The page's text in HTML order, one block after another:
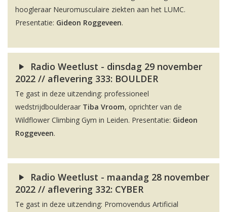
hoogleraar Neuromusculaire ziekten aan het LUMC.
Presentatie: Gideon Roggeveen.
Radio Weetlust - dinsdag 29 november
2022 // aflevering 333: BOULDER
Te gast in deze uitzending: professioneel
wedstrijdboulderaar Tiba Vroom, oprichter van de
Wildflower Climbing Gym in Leiden. Presentatie: Gideon
Roggeveen.
Radio Weetlust - maandag 28 november
2022 // aflevering 332: CYBER
Te gast in deze uitzending: Promovendus Artificial